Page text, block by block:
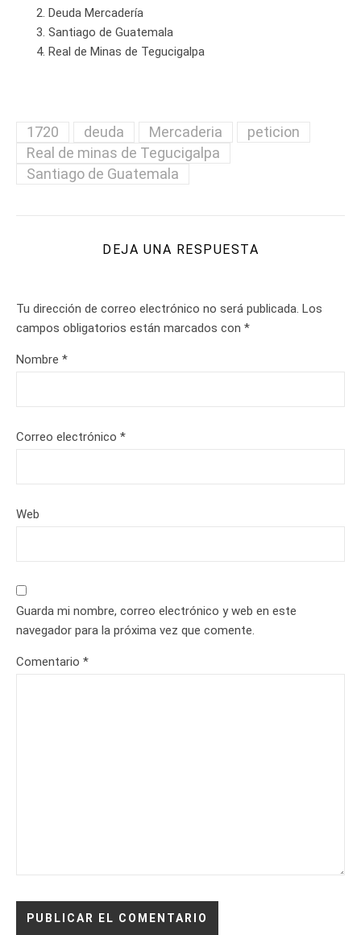
Deuda Mercadería
Santiago de Guatemala
Real de Minas de Tegucigalpa
1720 deuda Mercaderia
peticion
Real de minas de Tegucigalpa
Santiago de Guatemala
DEJA UNA RESPUESTA
Tu dirección de correo electrónico no será publicada. Los
campos obligatorios están marcados con *
Nombre *
Correo electrónico *
Web
Guarda mi nombre, correo electrónico y web en este
navegador para la próxima vez que comente.
Comentario *